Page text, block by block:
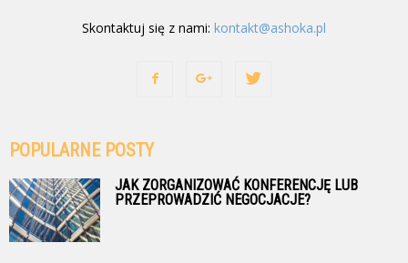
Skontaktuj się z nami: kontakt@ashoka.pl
POPULARNE POSTY
JAK ZORGANIZOWAĆ KONFERENCJĘ LUB
PRZEPROWADZIĆ NEGOCJACJE?